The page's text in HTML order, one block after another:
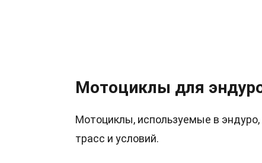
Мотоциклы для
Мотоциклы, используемые в
трасс и условий.